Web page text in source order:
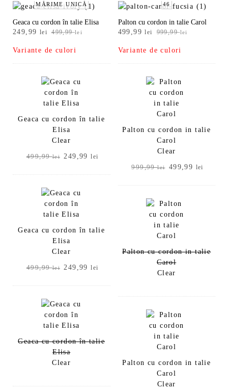
MĂRIME UNICĂ
Geaca cu cordon în talie Elisa
499,99lei
Prețul
a
fost:
249,99 lei
Prețul
este:
249,99 lei.
Variante de culori
Geaca cu cordon în talie
Elisa
Clear
499,99lei
Prețul
a
249,99lei
este:
249,99 lei.
Geaca cu cordon în talie
Elisa
Clear
499,99lei
Prețul
a
249,99lei
este:
249,99 lei.
Geaca cu cordon în talie
Elisa
Clear
46
Palton cu cordon in talie Carol
999,99lei
Prețul
a
fost:
499,99lei
Prețul
este:
499,99 lei.
Variante de culori
Palton cu cordon in talie
Carol
Clear
999,99lei
Prețul
a
499,99 lei
este:
Palton cu cordon in talie
Carol
Clear
Palton cu cordon in talie
Carol
Clear